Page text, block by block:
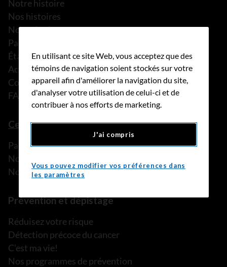
Notre histoire
Nos histoires
Notre équipe
Partenariats
États financiers
Actualités
Communiqués de presse
FAQ
Ce que nous pouvons faire
Parler à une personne de confiance
Nos programmes et services
Nos ressources
Prévention et dépistage
Réduisez votre risque
Détection précoce du cancer
C’est ma vie!
Nos programmes de prévention
En utilisant ce site Web, vous acceptez que des
témoins de navigation soient stockés sur votre
appareil afin d'améliorer la navigation du site,
d'analyser votre utilisation de celui-ci et de
contribuer à nos efforts de marketing.
J'ai compris
Vous pouvez modifier vos préférences dans
les paramètres